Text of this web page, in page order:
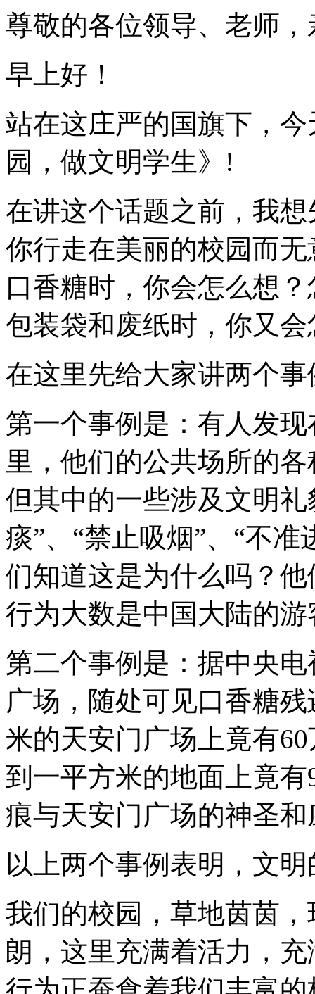
尊敬的各位领导、老师
早上好！
站在这庄严的国旗下，
园，做文明学生》!
在讲这个话题之前，我
你行走在美丽的校园而
口香糖时，你会怎么想
包装袋和废纸时，你又
在这里先给大家讲两个事
第一个事例是：有人发
里，他们的公共场所的
但其中的一些涉及文明
痰”、“禁止吸烟”、“不
们知道这是为什么吗？
行为大数是中国大陆的游
第二个事例是：据中央
广场，随处可见口香糖
米的天安门广场上竟有
到一平方米的地面上竟
痕与天安门广场的神圣
以上两个事例表明，文
我们的校园，草地茵茵
朗，这里充满着活力，